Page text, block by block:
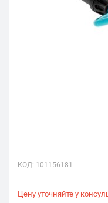
КОД: 101156181
Цену уточняйте у